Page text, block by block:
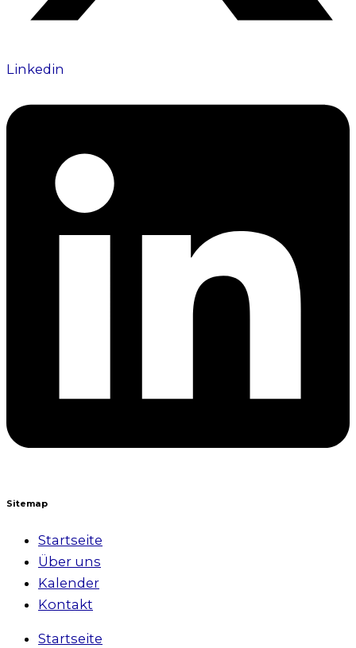
Linkedin
Sitemap
Startseite
Über uns
Kalender
Kontakt
Startseite